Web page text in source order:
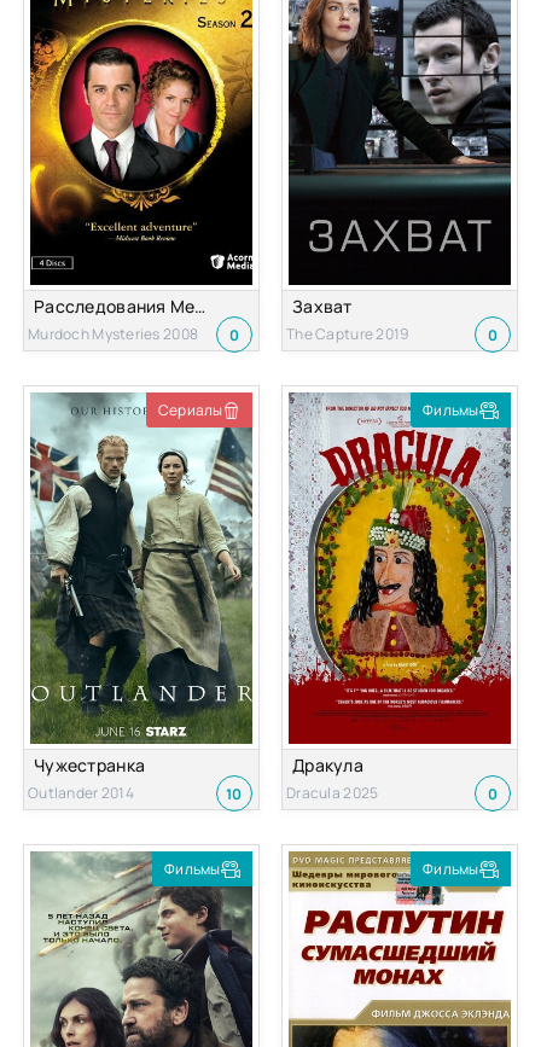
Расследования Мердока
Murdoch Mysteries 2008 0
Захват
The Capture 2019 0
Сериалы
Чужестранка
Outlander 2014 10
Фильмы
Дракула
Dracula 2025 0
Фильмы Фильмы